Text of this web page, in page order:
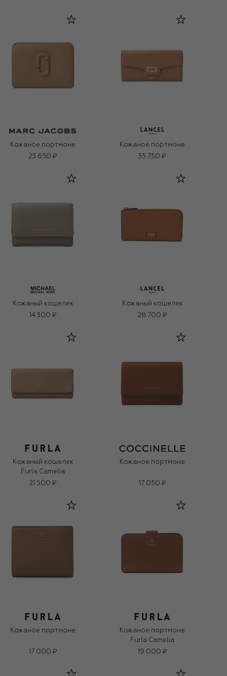
Кожаное портмоне
23 650 ₽
Кожаное портмоне
35 750 ₽
Кожаный кошелек
14 300 ₽
Кожаный кошелек
28 700 ₽
Кожаный кошелек
Furla Camelia
21 500 ₽
Кожаное портмоне
17 050 ₽
Кожаное портмоне
17 000 ₽
Кожаное портмоне
Furla Camelia
19 000 ₽